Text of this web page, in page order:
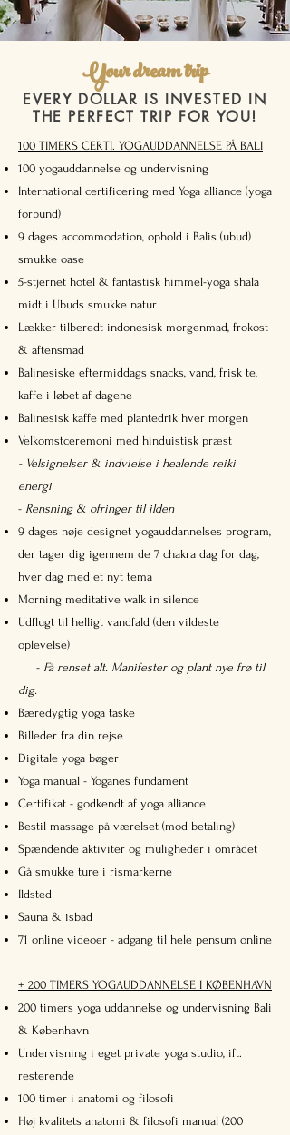
Your dream trip
EVERY DOLLAR IS INVESTED IN
THE PERFECT TRIP FOR YOU!
​100 TIMERS CERTI. YOGAUDDANNELSE PÅ BALI
100 yogauddannelse og undervisning
International certificering med Yoga alliance (yoga
forbund)
9 dages accommodation, ophold i Balis (ubud)
smukke oase
5-stjernet hotel & fantastisk himmel-yoga shala
midt i Ubuds smukke natur
Lækker tilberedt indonesisk morgenmad, frokost
& aftensmad
Balinesiske eftermiddags snacks, vand, frisk te,
kaffe i løbet af dagene
Balinesisk kaffe med plantedrik hver morgen
Velkomstceremoni med hinduistisk præst
- Velsignelser & indvielse i healende reiki
energi
- Rensning & ofringer til ilden
9 dages nøje designet yogauddannelses program,
der tager dig igennem de 7 chakra dag for dag,
hver dag med et nyt tema
Morning meditative walk in silence
Udflugt til helligt vandfald (den vildeste
oplevelse)
- Få renset alt. Manifester og plant nye frø til
dig.
Bæredygtig yoga taske
Billeder fra din rejse
Digitale yoga bøger
Yoga manual - Yoganes fundament
Certifikat - godkendt af yoga alliance
Bestil massage på værelset (mod betaling)
Spændende aktiviter og muligheder i området
Gå smukke ture i rismarkerne
Ildsted
Sauna & isbad
71 online videoer - adgang til hele pensum online
+ 200 TIMERS YOGAUDDANNELSE I KØBENHAVN
200 timers yoga uddannelse og undervisning Bali
& København
Undervisning i eget private yoga studio, ift.
resterende
100 timer i anatomi og filosofi
Høj kvalitets anatomi & filosofi manual (200